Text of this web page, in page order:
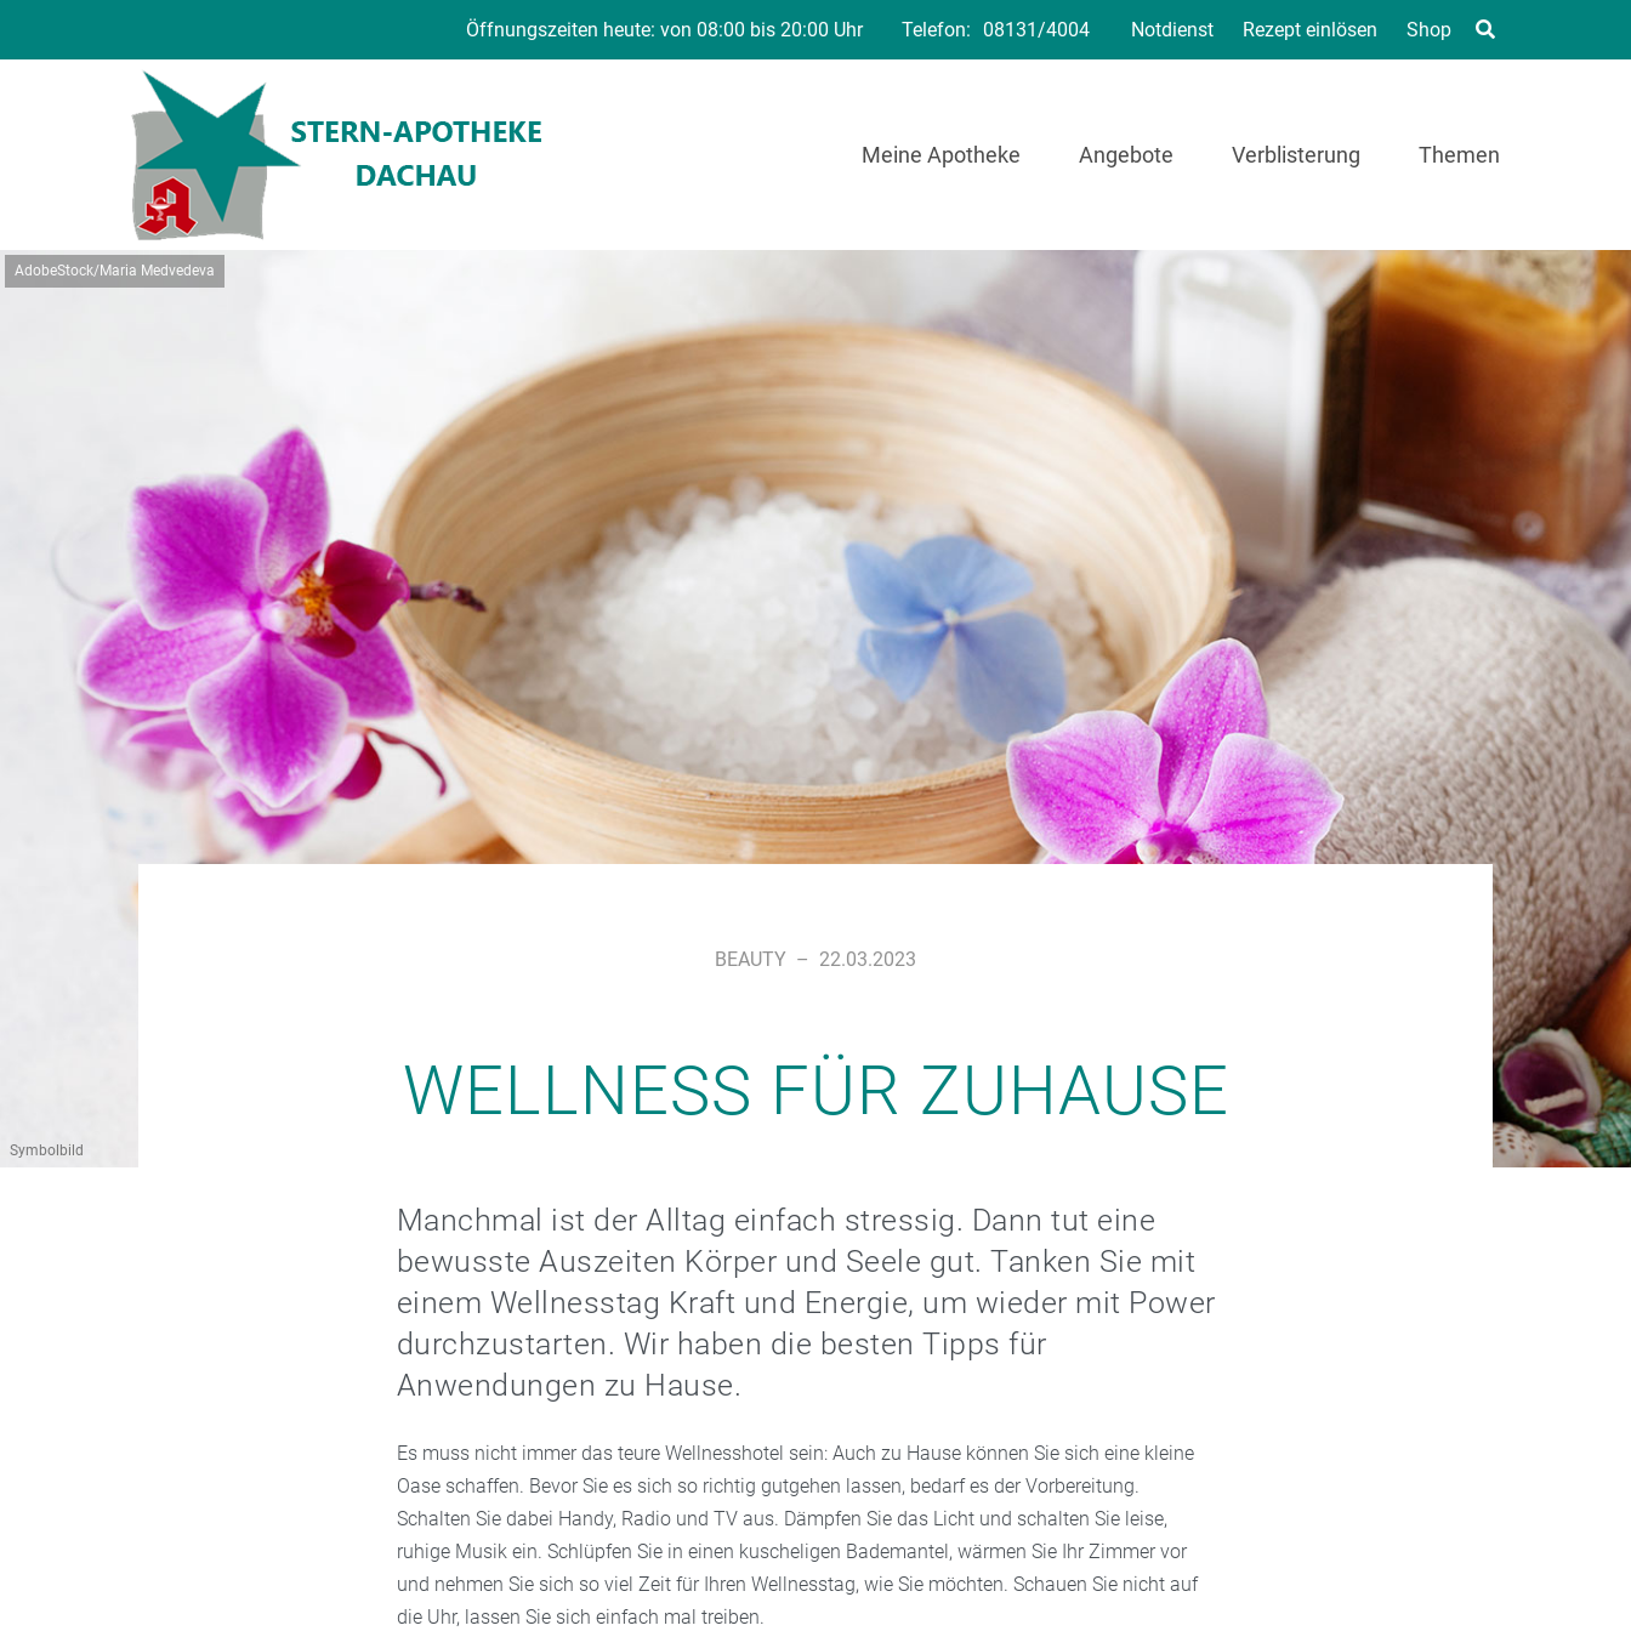
Öffnungszeiten heute: von 08:00 bis 20:00 Uhr Telefon: 08131/4004 Notdienst Rezept einlösen Shop
Meine Apotheke Angebote Verblisterung Themen
AdobeStock/Maria Medvedeva
Symbolbild
BEAUTY – 22.03.2023
WELLNESS FÜR ZUHAUSE
Manchmal ist der Alltag einfach stressig. Dann tut eine
bewusste Auszeiten Körper und Seele gut. Tanken Sie mit
einem Wellnesstag Kraft und Energie, um wieder mit Power
durchzustarten. Wir haben die besten Tipps für
Anwendungen zu Hause.
Es muss nicht immer das teure Wellnesshotel sein: Auch zu Hause können Sie sich eine kleine
Oase schaffen. Bevor Sie es sich so richtig gutgehen lassen, bedarf es der Vorbereitung.
Schalten Sie dabei Handy, Radio und TV aus. Dämpfen Sie das Licht und schalten Sie leise,
ruhige Musik ein. Schlüpfen Sie in einen kuscheligen Bademantel, wärmen Sie Ihr Zimmer vor
und nehmen Sie sich so viel Zeit für Ihren Wellnesstag, wie Sie möchten. Schauen Sie nicht auf
die Uhr, lassen Sie sich einfach mal treiben.